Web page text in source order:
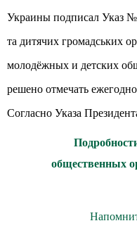
Украины подписал Указ
та дитячих громадських
молодёжных и детских
решено отмечать
Согласно Указа
общественных